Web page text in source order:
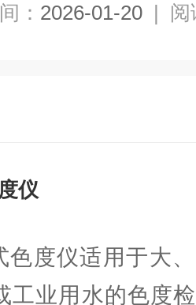
： 2026-01-20 | 阅
仪
色度仪适用于大
工业用水的色度